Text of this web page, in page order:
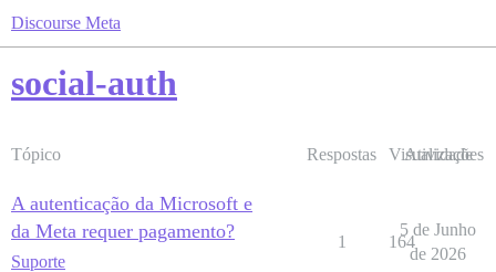
Discourse Meta
social-auth
Tópico Respostas Visualizações
Atividade
A autenticação da Microsoft e
da Meta requer pagamento?
Suporte
1 164
5 de Junho
de 2026